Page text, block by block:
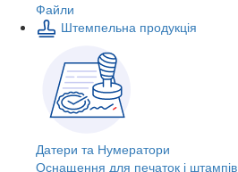
Файли
Штемпельна продукція
Датери та Нумератори
Оснащення для печаток і штампів